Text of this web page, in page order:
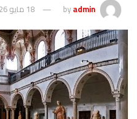
byadmin 18 مايو 2026